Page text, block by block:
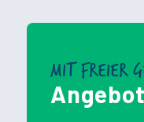
MIT FREIER